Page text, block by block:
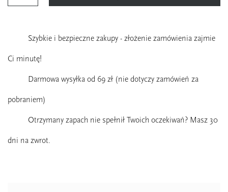
Szybkie i bezpieczne zakupy - złożenie zamówienia zajmie
Ci minutę!
Darmowa wysyłka od 69 zł (nie dotyczy zamówień za
pobraniem)
Otrzymany zapach nie spełnił Twoich oczekiwań? Masz 30
dni na zwrot.